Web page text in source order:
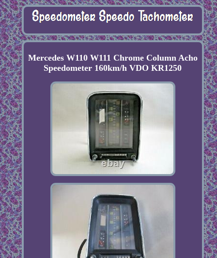
Mercedes W110 W111 Chrome Column Acho
Speedometer 160km/h VDO KR1250